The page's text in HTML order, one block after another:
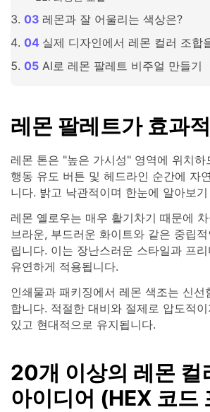
레몬과 잘 어울리는 색상은?
실제 디자인에서 레몬 컬러 조합
AI로 레몬 팔레트 비주얼 만들기
레몬 팔레트가 효과
레몬 톤은 "높은 가시성" 영역에 위치하
행동 유도 버튼 및 헤드라인 순간에 자
니다. 밝고 낙관적이며 한눈에 알아보
레몬 옐로우는 매우 활기차기 때문에
브라운, 부드러운 화이트와 같은 중립
립니다. 이는 장난스러운 스타일과 프
유연하게 적용됩니다.
인쇄물과 패키징에서 레몬 색조는 신선
합니다. 적절한 대비와 절제로 압도적
있고 현대적으로 유지됩니다.
20개 이상의 레몬 컬
아이디어 (HEX 코드